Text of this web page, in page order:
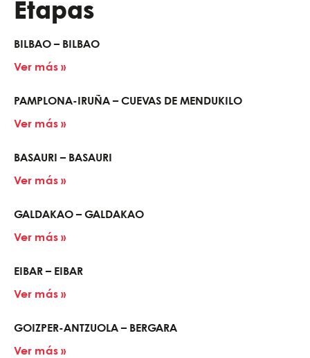
Etapas
BILBAO – BILBAO
Ver más »
PAMPLONA-IRUÑA – CUEVAS DE MENDUKILO
Ver más »
BASAURI – BASAURI
Ver más »
GALDAKAO – GALDAKAO
Ver más »
EIBAR – EIBAR
Ver más »
GOIZPER-ANTZUOLA – BERGARA
Ver más »